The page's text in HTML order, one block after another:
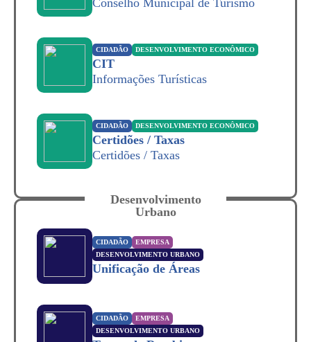
Conselho Municipal de Turismo
CIDADÃO DESENVOLVIMENTO ECONÔMICO
CIT
Informações Turísticas
CIDADÃO DESENVOLVIMENTO ECONÔMICO
Certidões / Taxas
Certidões / Taxas
Desenvolvimento
Urbano
CIDADÃO
EMPRESA
DESENVOLVIMENTO URBANO
Unificação de Áreas
CIDADÃO
EMPRESA
DESENVOLVIMENTO URBANO